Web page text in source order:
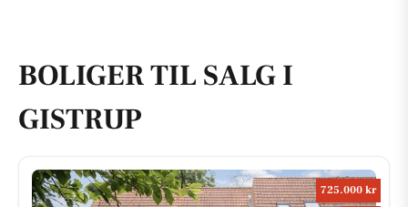
BOLIGER TIL SALG I
GISTRUP
725.000 kr